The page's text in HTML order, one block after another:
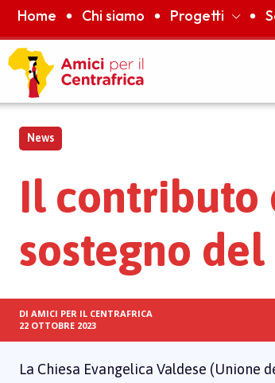
Home Chi siamo Progetti
News
Il contributo
sostegno
DI AMICI PER IL CENTRAFRICA
22 OTTOBRE 2023
La Chiesa Evangelica Valdese (Unione